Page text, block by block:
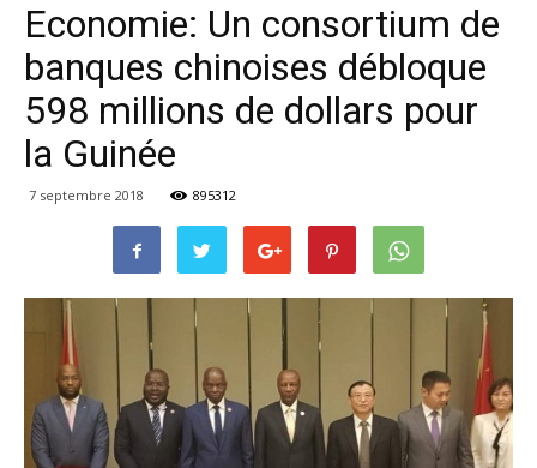
Economie: Un consortium de
banques chinoises débloque
598 millions de dollars pour
la Guinée
7 septembre 2018 895312